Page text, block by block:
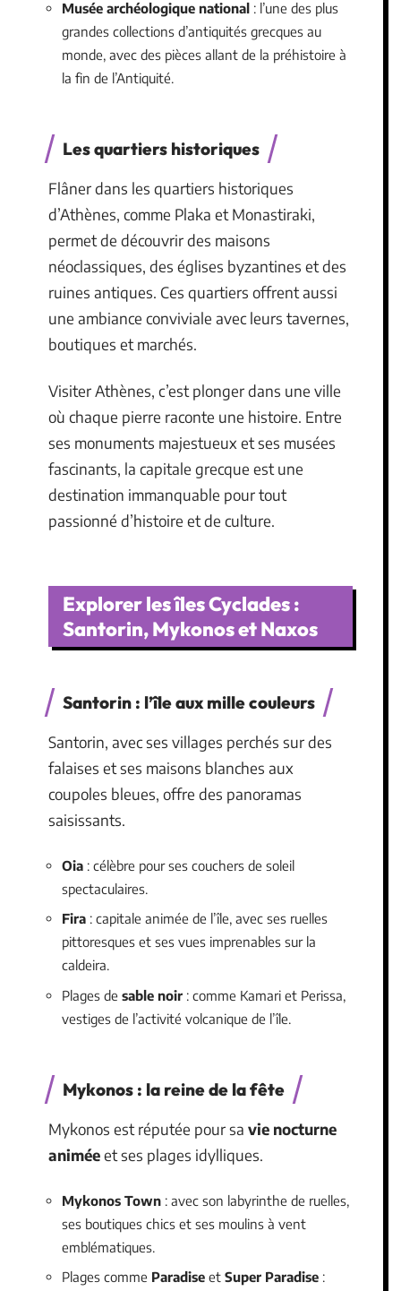
Musée archéologique national : l’une des plus
grandes collections d’antiquités grecques au
monde, avec des pièces allant de la préhistoire à
la fin de l’Antiquité.
Les quartiers historiques
Flâner dans les quartiers historiques
d’Athènes, comme Plaka et Monastiraki,
permet de découvrir des maisons
néoclassiques, des églises byzantines et des
ruines antiques. Ces quartiers offrent aussi
une ambiance conviviale avec leurs tavernes,
boutiques et marchés.
Visiter Athènes, c’est plonger dans une ville
où chaque pierre raconte une histoire. Entre
ses monuments majestueux et ses musées
fascinants, la capitale grecque est une
destination immanquable pour tout
passionné d’histoire et de culture.
Explorer les îles Cyclades :
Santorin, Mykonos et Naxos
Santorin : l’île aux mille couleurs
Santorin, avec ses villages perchés sur des
falaises et ses maisons blanches aux
coupoles bleues, offre des panoramas
saisissants.
Oia : célèbre pour ses couchers de soleil
spectaculaires.
Fira : capitale animée de l’île, avec ses ruelles
pittoresques et ses vues imprenables sur la
caldeira.
Plages de sable noir : comme Kamari et Perissa,
vestiges de l’activité volcanique de l’île.
Mykonos : la reine de la fête
Mykonos est réputée pour sa vie nocturne
animéeet ses plages idylliques.
Mykonos Town : avec son labyrinthe de ruelles,
ses boutiques chics et ses moulins à vent
emblématiques.
Plages comme Paradise et Super Paradise :